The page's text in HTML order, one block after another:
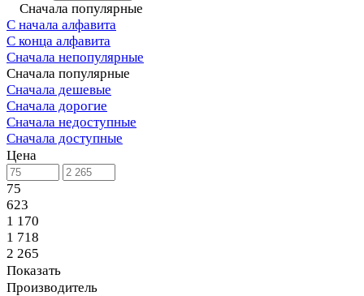
Сначала популярные
С начала алфавита
С конца алфавита
Сначала непопулярные
Сначала популярные
Сначала дешевые
Сначала дорогие
Сначала недоступные
Сначала доступные
Цена
75
623
1 170
1 718
2 265
Показать
Производитель